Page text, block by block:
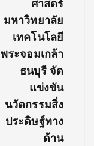
ศาสตร์
มหาวิทยาลัย
เทคโนโลยี
พระจอมเกล้า
ธนบุรี จัด
แข่งขัน
นวัตกรรมสิ่ง
ประดิษฐ์ทาง
ด้าน